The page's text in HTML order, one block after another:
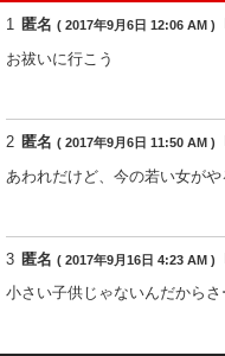
1 匿名 ( 2017年9月6日 12:06 AM )
お祓いに行こう
2 匿名 ( 2017年9月6日 11:50 AM )
あわれだけど、今の若い女がや
3 匿名 ( 2017年9月16日 4:23 AM )
小さい子供じゃないんだからさ